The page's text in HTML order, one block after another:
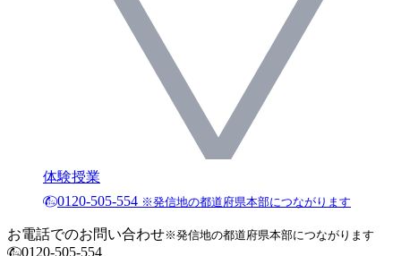
体験授業
0120-505-554 ※発信地の都道府県本部につながります
お電話でのお問い合わせ※発信地の都道府県本部につながります
0120-505-554